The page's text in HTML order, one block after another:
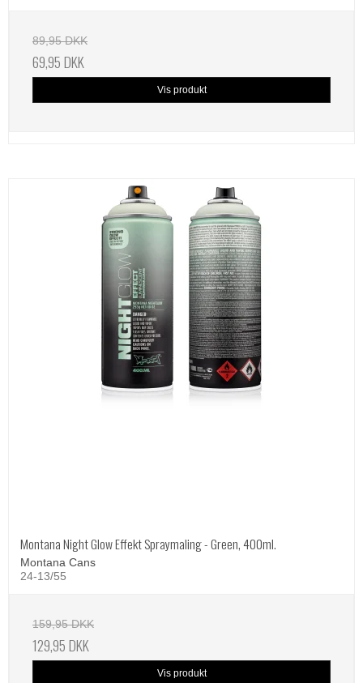
89,95 DKK
69,95 DKK
Vis produkt
Montana Night Glow Effekt Spraymaling - Green, 400ml.
Montana Cans
24-13/55
159,95 DKK
129,95 DKK
Vis produkt